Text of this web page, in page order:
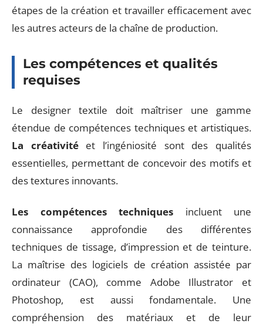
étapes de la création et travailler efficacement avec
les autres acteurs de la chaîne de production.
Les compétences et qualités
requises
Le designer textile doit maîtriser une gamme
étendue de compétences techniques et artistiques.
La créativitéet l’ingéniosité sont des qualités
essentielles, permettant de concevoir des motifs et
des textures innovants.
Les compétences techniques incluent une
connaissance approfondie des différentes
techniques de tissage, d’impression et de teinture.
La maîtrise des logiciels de création assistée par
ordinateur (CAO), comme Adobe Illustrator et
Photoshop, est aussi fondamentale. Une
compréhension des matériaux et de leur